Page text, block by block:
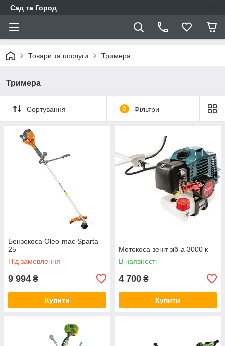
Сад та Город
Товари та послуги Тримера
Тримера
Сортування 0 Фільтри
Бензокоса Oleo-mac Sparta
25
Під замовлення
9 994 ₴
Купити
Мотокоса зеніт зіб-а 3000 к
В наявності
4 700 ₴
Купити